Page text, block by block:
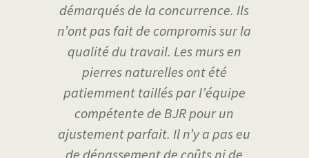
démarqués de la concurrence. Ils
n’ont pas fait de compromis sur la
qualité du travail. Les murs en
pierres naturelles ont été
patiemment taillés par l’équipe
compétente de BJR pour un
ajustement parfait. Il n’y a pas eu
de dépassement de coûts ni de